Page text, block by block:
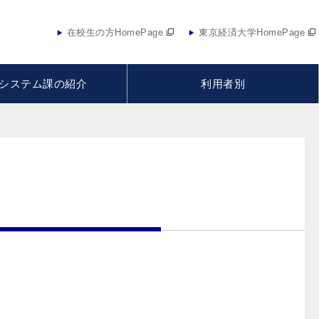
在校生の方HomePage 東京経済大学HomePage
ステム課の紹介 利用者別